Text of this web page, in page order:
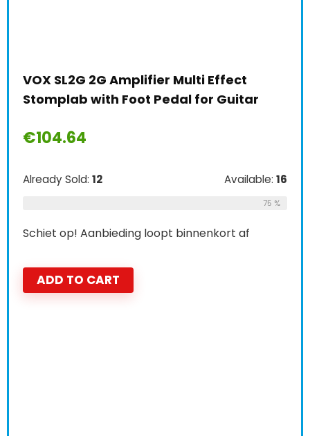
VOX SL2G 2G Amplifier Multi Effect
Stomplab with Foot Pedal for Guitar
€104.64
Already Sold: 12 Available: 16
75 %
Schiet op! Aanbieding loopt binnenkort af
ADD TO CART